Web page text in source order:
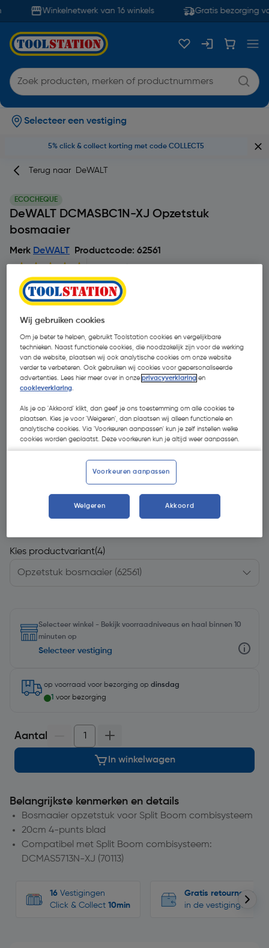
Winkelnetwerk van 16 winkels Gratis bezorging
Selecteer een vestiging
5% click & collect korting met code COLLECT5
Terug naar DeWALT
ECOCHEQUE
DeWALT DCMASBC1N-XJ Opzetstuk
bosmaaier
Merk DeWALT Productcode: 62561
€ 99,00| Excl. btw € 81,82
Recupelbijdrage inbegrepen
Kies productvariant(4)
Selecteer winkel - Bekijk voorraadniveaus en haal binnen 10
minuten op
Selecteer vestiging
op voorraad voor bezorging op dinsdag
1 voor bezorging
Aantal
In winkelwagen
Belangrijkste kenmerken en details
Bosmaaier opzetstuk voor Split Boom combisysteem
20cm 4-punts blad
Compatibel met Split Boom combisysteem:
DCMAS5713N-XJ (70113)
16 Vestigingen
Click & Collect 10min
Gratis retourneren
in de vestigingen
Wij gebruiken cookies
Om je beter te helpen, gebruikt Toolstation cookies en vergelijkbare
technieken. Naast functionele cookies, die noodzakelijk zijn voor de werking
van de website, plaatsen wij ook analytische cookies om onze website
verder te verbeteren. Ook gebruiken wij cookies voor gepersonaliseerde
advertenties. Lees hier meer over in onzeprivacyverklaring en
cookieverklaring.
Als je op 'Akkoord' klikt, dan geef je ons toestemming om alle cookies te
plaatsen. Kies je voor 'Weigeren', dan plaatsen wij alleen functionele en
analytische cookies. Via 'Voorkeuren aanpassen' kun je zelf instellen welke
cookies worden geplaatst. Deze voorkeuren kun je altijd weer aanpassen.
Voorkeuren aanpassen
Weigeren Akkoord